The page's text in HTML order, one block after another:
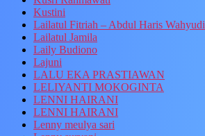
Kustini
Lailatul Fitriah – Abdul Haris Wahyudi
Lailatul Jamila
Laily Budiono
Lajuni
LALU EKA PRASTIAWAN
LELIYANTI MOKOGINTA
LENNI HAIRANI
LENNI HAIRANI
Lenny meulya sari